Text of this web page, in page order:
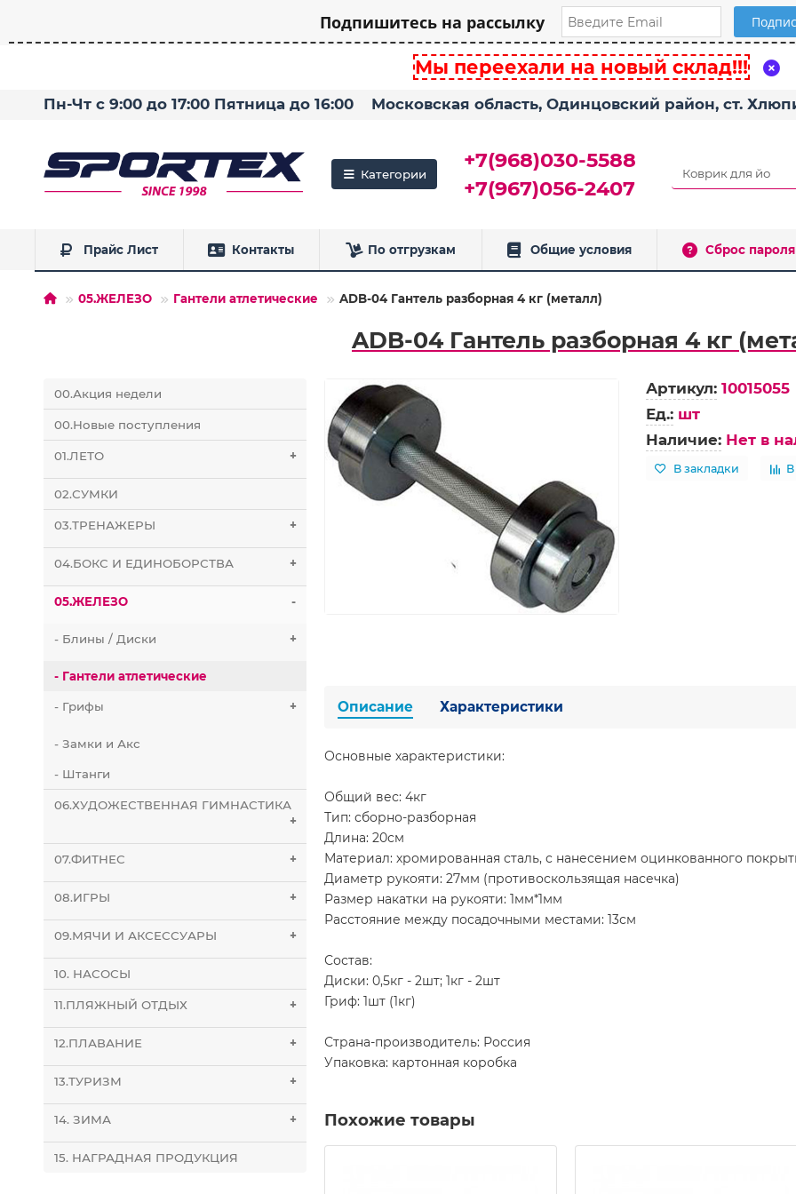
Подпишитесь на рассылку
Мы переехали на новый склад!!!
Пн-Чт с 9:00 до 17:00 Пятница до 16:00 Московская область, Одинцовский район, ст.
Категории
+7(968)030-5588
+7(967)056-2407
Прайс Лист Контакты По отгрузкам Общие условия Сброс пароля
05.ЖЕЛЕЗО Гантели атлетические ADB-04 Гантель разборная 4 кг (металл)
ADB-04 Гантель разборная 4 кг
00.Акция недели
00.Новые поступления
01.ЛЕТО +
02.СУМКИ
03.ТРЕНАЖЕРЫ +
04.БОКС И ЕДИНОБОРСТВА +
05.ЖЕЛЕЗО -
- Блины / Диски +
- Гантели атлетические
- Грифы +
- Замки и Акс
- Штанги
06.ХУДОЖЕСТВЕННАЯ ГИМНАСТИКА
+
07.ФИТНЕС +
08.ИГРЫ +
09.МЯЧИ И АКСЕССУАРЫ +
10. НАСОСЫ
11.ПЛЯЖНЫЙ ОТДЫХ +
12.ПЛАВАНИЕ +
13.ТУРИЗМ +
14. ЗИМА +
15. НАГРАДНАЯ ПРОДУКЦИЯ
Артикул: 10015055
Ед.: шт
Наличие: Нет в
В закладки
Описание Характеристики
Основные характеристики:
Общий вес: 4кг
Тип: сборно-разборная
Длина: 20см
Материал: хромированная сталь, с нанесением оцинкованного
Диаметр рукояти: 27мм (противоскользящая насечка)
Размер накатки на рукояти: 1мм*1мм
Расстояние между посадочными местами: 13см
Состав:
Диски: 0,5кг - 2шт; 1кг - 2шт
Гриф: 1шт (1кг)
Страна-производитель: Россия
Упаковка: картонная коробка
Похожие товары